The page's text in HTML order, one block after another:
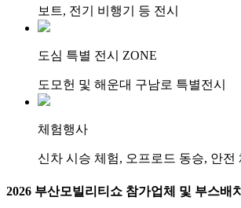
보트, 전기 비행기 등 전시
도심 특별 전시 ZONE
도모헌 및 해운대 구남로 특별전시
체험행사
신차 시승 체험, 오프로드 동승, 안전
2026 부산모빌리티쇼 참가업체 및 부스배